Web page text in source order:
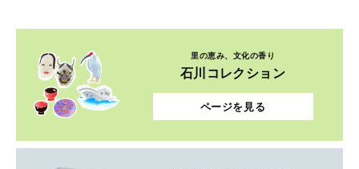
里の恵み、文化の香り
石川コレクション
ページを見る